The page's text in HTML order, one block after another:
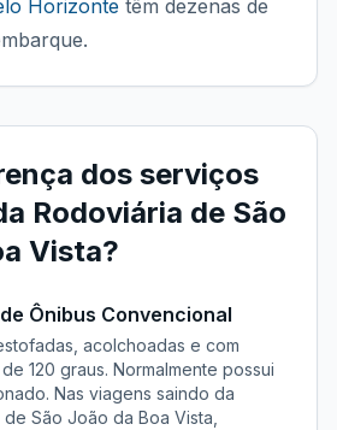
Horizonte têm dezenas de
dos serviços
Rodoviária de São
Vista?
Ônibus Convencional
acolchoadas e com
120 graus. Normalmente possui
Nas viagens saindo da
São João da Boa Vista